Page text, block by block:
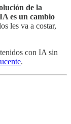
de la
es un cambio
les va a costar,
con IA sin
.